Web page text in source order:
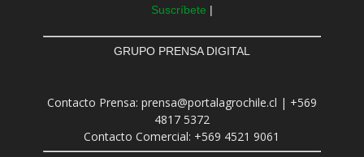
Suscríbete |
GRUPO PRENSA DIGITAL
Contacto Prensa: prensa@portalagrochile.cl | +569
4817 5372
Contacto Comercial: +569 4521 9061